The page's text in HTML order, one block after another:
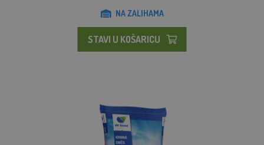
NA ZALIHAMA
STAVI U KOŠARICU